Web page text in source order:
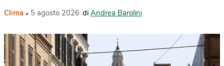
Clima 5 agosto 2026 di Andrea Barolini